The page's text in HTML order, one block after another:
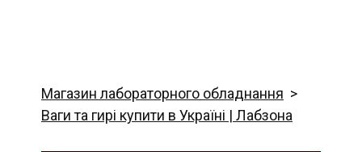
Магазин лабораторного обладнання
Ваги та гирі купити в Україні | Лабзона